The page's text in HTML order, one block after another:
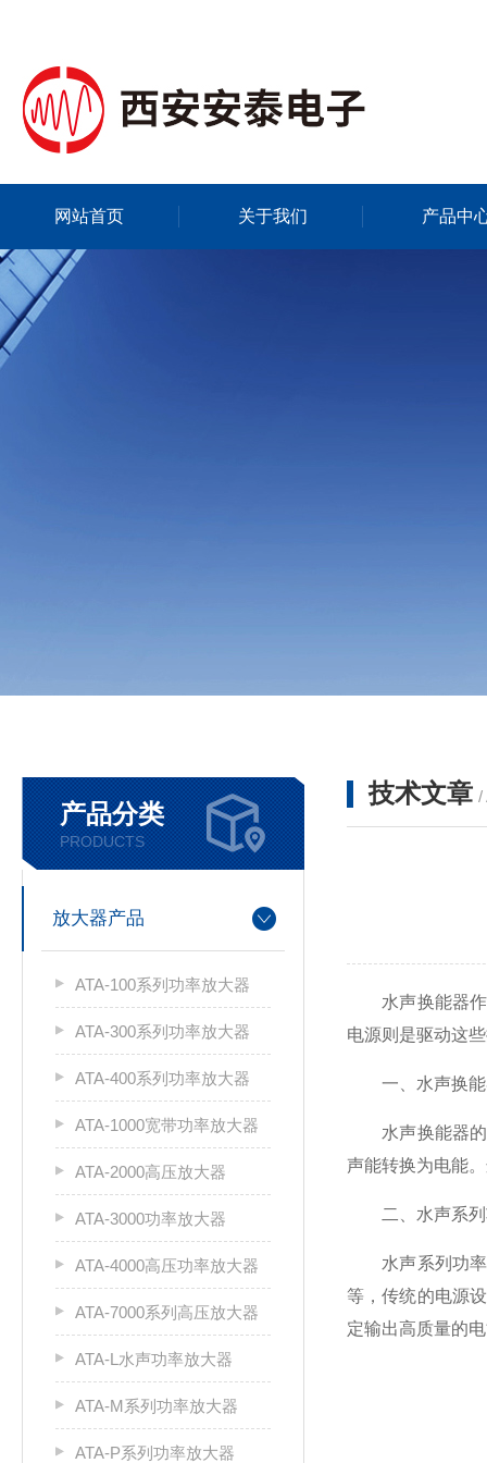
网站首页 关于我们 产品中
产品分类
PRODUCTS
放大器产品
ATA-100系列功率放大器
ATA-300系列功率放大器
ATA-400系列功率放大器
ATA-1000宽带功率放大器
ATA-2000高压放大器
ATA-3000功率放大器
ATA-4000高压功率放大器
ATA-7000系列高压放大器
ATA-L水声功率放大器
ATA-M系列功率放大器
ATA-P系列功率放大器
技术文章 /
水声换能器作
电源则是驱动这
一、水声换能
水声换能器的
声能转换为电能
二、水声系列
水声系列功率
等，传统的电源
定输出高质量的